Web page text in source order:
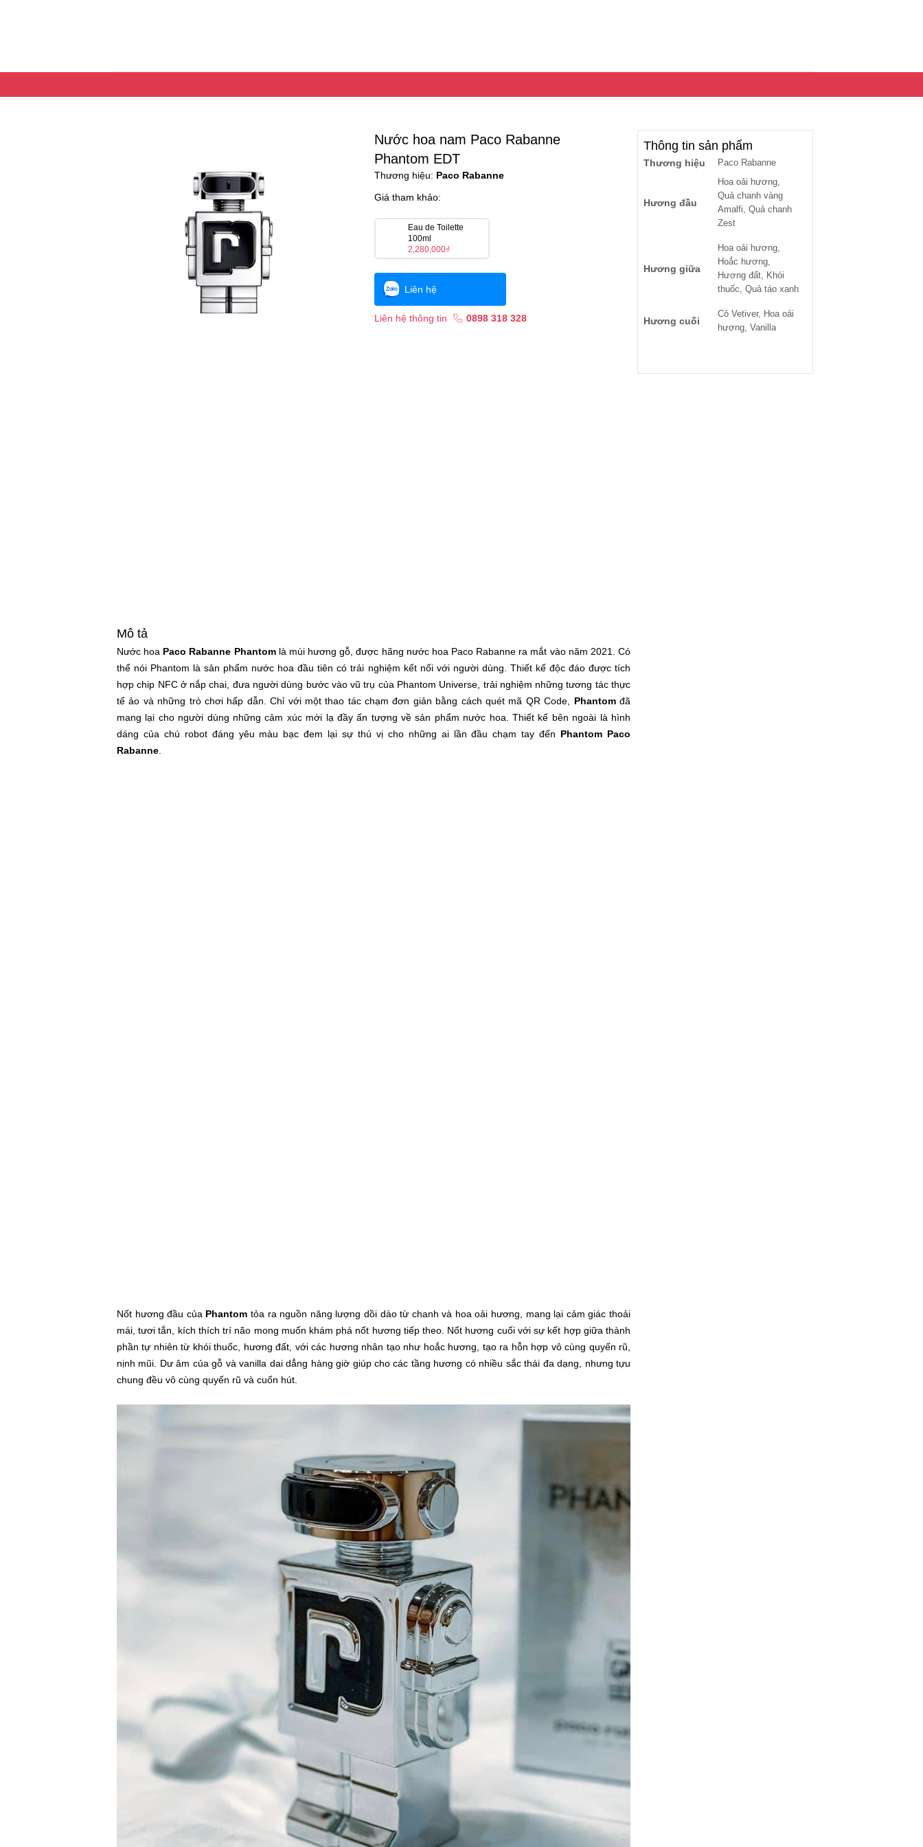
Nước hoa nam Paco Rabanne
Phantom EDT
Thương hiệu: Paco Rabanne
Giá tham khảo:
Eau de Toilette
100ml
2,280,000₫
Liên hệ
Liên hệ thông tin 0898 318 328
Mô tả
Nước hoa Paco Rabanne Phantomlà mùi hương gỗ, được hãng nước hoa Paco Rabanne ra mắt vào năm 2021. Có
thể nói Phantom là sản phẩm nước hoa đầu tiên có trải nghiệm kết nối với người dùng. Thiết kế độc đáo được tích
hợp chip NFC ở nắp chai, đưa người dùng bước vào vũ trụ của Phantom Universe, trải nghiệm những tương tác thực
tế ảo và những trò chơi hấp dẫn. Chỉ với một thao tác chạm đơn giản bằng cách quét mã QR Code, Phantomđã
mang lại cho người dùng những cảm xúc mới lạ đầy ấn tượng về sản phẩm nước hoa. Thiết kế bên ngoài là hình
dáng của chú robot đáng yêu màu bạc đem lại sự thú vị cho những ai lần đầu chạm tay đến Phantom Paco
Rabanne
Nốt hương đầu của Phantom tỏa ra nguồn năng lượng dồi dào từ chanh và hoa oải hương, mang lại cảm giác thoải
mái, tươi tắn, kích thích trí não mong muốn khám phá nốt hương tiếp theo. Nốt hương cuối với sự kết hợp giữa thành
phần tự nhiên từ khói thuốc, hương đất, với các hương nhân tạo như hoắc hương, tạo ra hỗn hợp vô cùng quyến rũ,
nịnh mũi. Dư âm của gỗ và vanilla dai dẳng hàng giờ giúp cho các tầng hương có nhiều sắc thái đa dạng, nhưng tựu
chung đều vô cùng quyến rũ và cuốn hút.
Thông tin sản phẩm
Thương hiệu Paco Rabanne
Hương đầu
Hoa oải hương,
Quả chanh vàng
Amalfi, Quả chanh
Zest
Hương giữa
Hoa oải hương,
Hoắc hương,
Hương đất, Khói
thuốc, Quả táo xanh
Hương cuối
Cỏ Vetiver, Hoa oải
hương, Vanilla